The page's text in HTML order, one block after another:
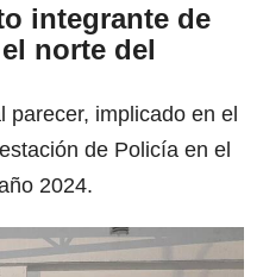
integrante de
norte del
parecer, implicado en el
de Policía en el
2024.